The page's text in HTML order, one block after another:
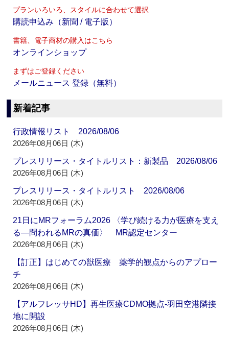
プランいろいろ、スタイルに合わせて選択
購読申込み（新聞 / 電子版）
書籍、電子商材の購入はこちら
オンラインショップ
まずはご登録ください
メールニュース 登録（無料）
新着記事
行政情報リスト 2026/08/06
2026年08月06日 (木)
プレスリリース・タイトルリスト：新製品 2026/08/06
2026年08月06日 (木)
プレスリリース・タイトルリスト 2026/08/06
2026年08月06日 (木)
21日にMRフォーラム2026 〈学び続ける力が医療を支え
る―問われるMRの真価〉 MR認定センター
2026年08月06日 (木)
【訂正】はじめての獣医療 薬学的観点からのアプロー
チ
2026年08月06日 (木)
【アルフレッサHD】再生医療CDMO拠点‐羽田空港隣接
地に開設
2026年08月06日 (木)